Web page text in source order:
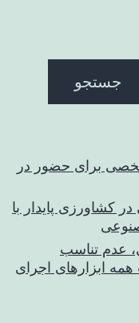
جستجو
برای حضور در
کشاورزی پایدار با
عدم تناسب
ابزارهای اجرای